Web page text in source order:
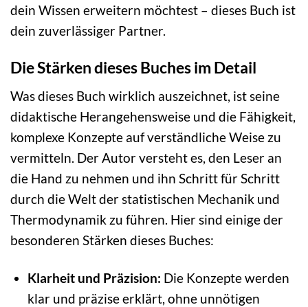
dein Wissen erweitern möchtest – dieses Buch ist
dein zuverlässiger Partner.
Die Stärken dieses Buches im Detail
Was dieses Buch wirklich auszeichnet, ist seine
didaktische Herangehensweise und die Fähigkeit,
komplexe Konzepte auf verständliche Weise zu
vermitteln. Der Autor versteht es, den Leser an
die Hand zu nehmen und ihn Schritt für Schritt
durch die Welt der statistischen Mechanik und
Thermodynamik zu führen. Hier sind einige der
besonderen Stärken dieses Buches:
Klarheit und Präzision: Die Konzepte werden
klar und präzise erklärt, ohne unnötigen